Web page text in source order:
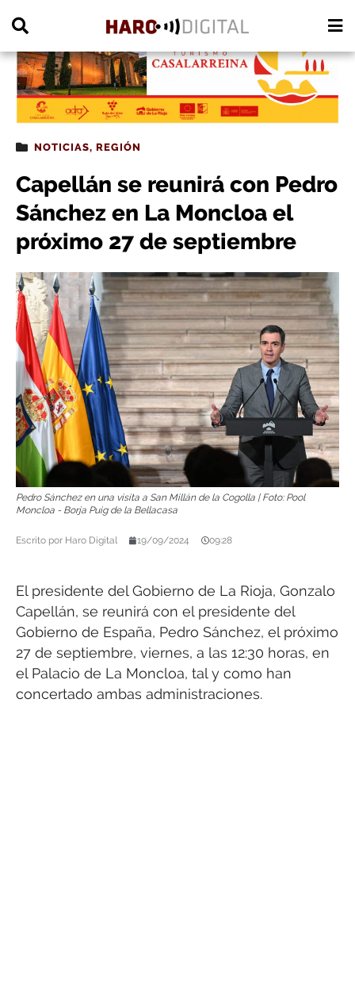
NOTICIAS, REGIÓN
Capellán se reunirá con Pedro
Sánchez en La Moncloa el
próximo 27 de septiembre
Pedro Sánchez en una visita a San Millán de la Cogolla | Foto: Pool
Moncloa - Borja Puig de la Bellacasa
Escrito por Haro Digital 19/09/2024 09:28
El presidente del Gobierno de La Rioja, Gonzalo
Capellán, se reunirá con el presidente del
Gobierno de España, Pedro Sánchez, el próximo
27 de septiembre, viernes, a las 12:30 horas, en
el Palacio de La Moncloa, tal y como han
concertado ambas administraciones.